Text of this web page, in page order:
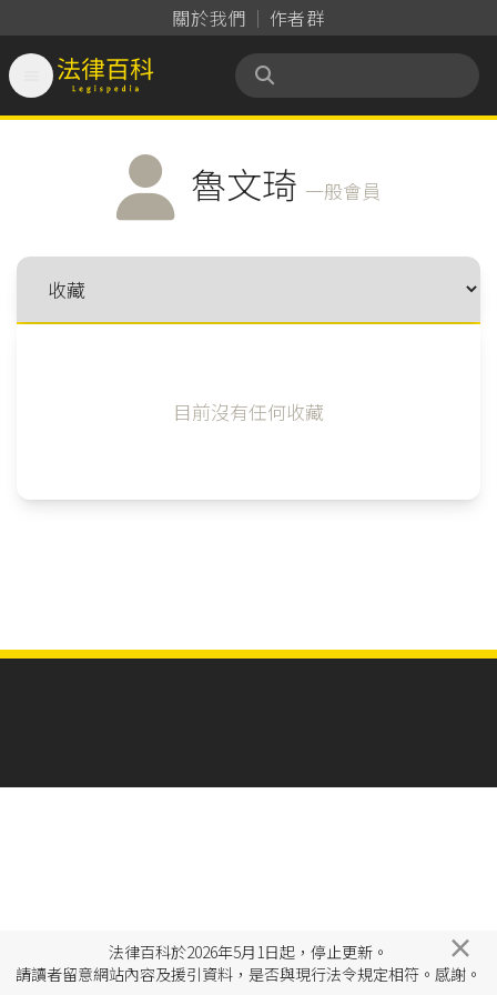
關於我們 作者群
法律百科 Legispedia
魯文琦 一般會員
目前沒有任何收藏
法律百科於2026年5月1日起，停止更新。
請讀者留意網站內容及援引資料，是否與現行法令規定相符。感謝。
×